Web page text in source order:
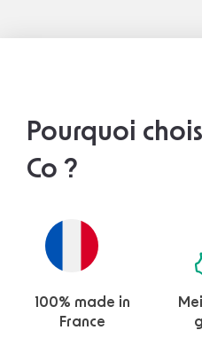
Pourquoi
Co ?
100% made in
France